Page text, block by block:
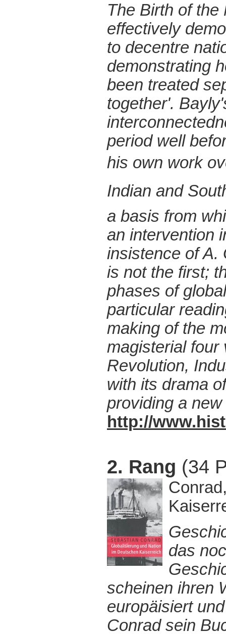
The Birth of
effectively
to decentre
demonstrating
been treated
together'.
period well
his own work
Indian and
a basis from
an intervention
insistence of A.
is not the first;
phases of
particular
making of the
magisterial four
Revolution,
with its drama
providing a
http://
2. Rang (34
das
scheinen ihren
europäisiert
Conrad sein